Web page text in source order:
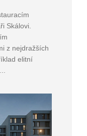
Skálovi.
z nejdražších
elitní